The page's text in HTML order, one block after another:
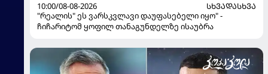
10:00/08-08-2026
ᲡᲮᲕᲐᲓᲐᲡᲮᲕᲐ
"რეალის" ეს ვარსკვლავი დაუფასებელი იყო" -
ჩიჩარიტომ ყოფილ თანაგუნდელზე ისაუბრა